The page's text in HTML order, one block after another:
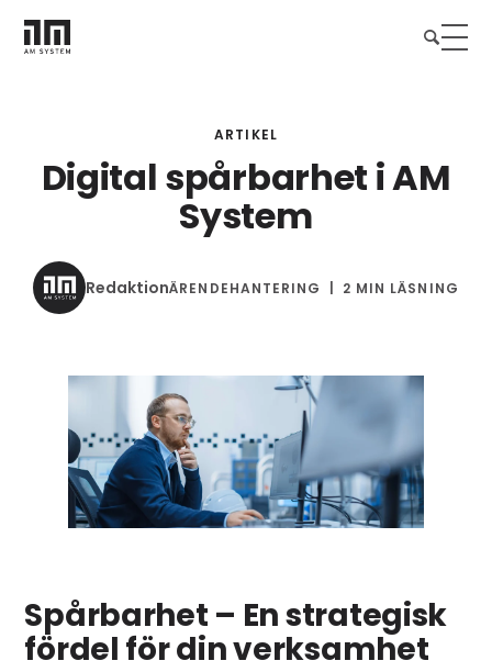
ARTIKEL
Digital spårbarhet i AM
System
RedaktionÄRENDEHANTERING 2 MIN LÄSNING
Spårbarhet – En strategisk
fördel för din verksamhet